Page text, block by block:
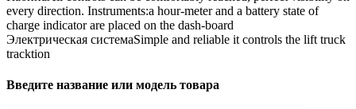
every direction. Instruments:a hour-meter and a battery state of
charge indicator are placed on the dash-board
Электрическая системаSimple and reliable it controls the lift truck
tracktion
Введите название или модель товара